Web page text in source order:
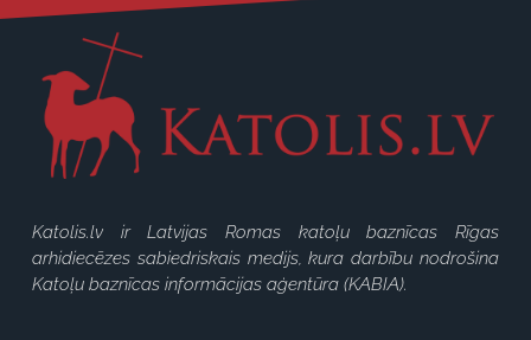
Katolis.lv ir Latvijas Romas katoļu baznīcas Rīgas
arhidiecēzes sabiedriskais medijs, kura darbību nodrošina
Katoļu baznīcas informācijas aģentūra (KABIA).